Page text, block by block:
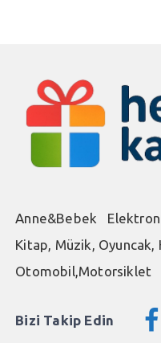
Anne&Bebek
Kitap, Müzik, Oyuncak,
Otomobil,Motorsiklet
Bizi Takip Edin